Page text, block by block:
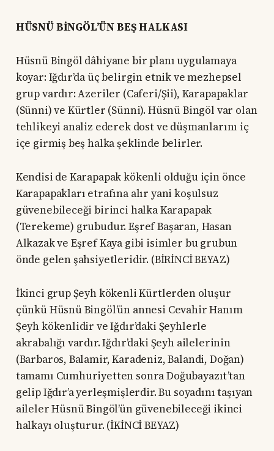
HÜSNÜ BİNGÖL’ÜN BEŞ HALKASI
Hüsnü Bingöl dâhiyane bir planı uygulamaya
koyar: Iğdır’da üç belirgin etnik ve mezhepsel
grup vardır: Azeriler (Caferi/Şii), Karapapaklar
(Sünni) ve Kürtler (Sünni). Hüsnü Bingöl var olan
tehlikeyi analiz ederek dost ve düşmanlarını iç
içe girmiş beş halka şeklinde belirler.
Kendisi de Karapapak kökenli olduğu için önce
Karapapakları etrafına alır yani koşulsuz
güvenebileceği birinci halka Karapapak
(Terekeme) grubudur. Eşref Başaran, Hasan
Alkazak ve Eşref Kaya gibi isimler bu grubun
önde gelen şahsiyetleridir. (BİRİNCİ BEYAZ)
İkinci grup Şeyh kökenli Kürtlerden oluşur
çünkü Hüsnü Bingöl’ün annesi Cevahir Hanım
Şeyh kökenlidir ve Iğdır’daki Şeyhlerle
akrabalığı vardır. Iğdır’daki Şeyh ailelerinin
(Barbaros, Balamir, Karadeniz, Balandi, Doğan)
tamamı Cumhuriyetten sonra Doğubayazıt’tan
gelip Iğdır’a yerleşmişlerdir. Bu soyadını taşıyan
aileler Hüsnü Bingöl’ün güvenebileceği ikinci
halkayı oluşturur. (İKİNCİ BEYAZ)